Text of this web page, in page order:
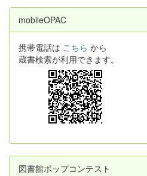
mobileOPAC
携帯電話は こちら から
蔵書検索が利用できます。
図書館ポップコンテスト